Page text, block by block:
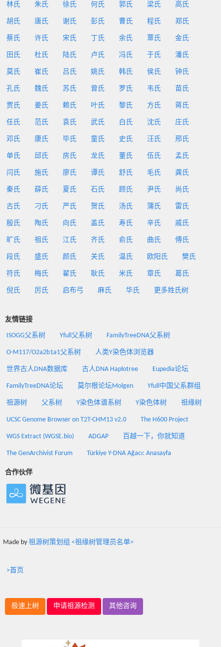
林氏 朱氏 徐氏 何氏 郭氏 梁氏 高氏
胡氏 唐氏 谢氏 彭氏 曹氏 程氏 郑氏
蔡氏 许氏 宋氏 丁氏 余氏 覃氏 金氏
田氏 杜氏 陆氏 卢氏 冯氏 于氏 潘氏
莫氏 崔氏 吕氏 姚氏 韩氏 侯氏 钟氏
孔氏 魏氏 苏氏 曾氏 罗氏 韦氏 苗氏
贾氏 姜氏 赖氏 叶氏 黎氏 方氏 蒋氏
任氏 范氏 袁氏 武氏 白氏 沈氏 庄氏
邓氏 康氏 毕氏 童氏 史氏 汪氏 邢氏
单氏 邱氏 房氏 龙氏 董氏 伍氏 孟氏
闫氏 施氏 廖氏 谭氏 舒氏 毛氏 龚氏
秦氏 薛氏 夏氏 石氏 顾氏 尹氏 尚氏
古氏 刁氏 严氏 贺氏 汤氏 蒲氏 雷氏
殷氏 陶氏 向氏 盖氏 寿氏 辛氏 戚氏
旷氏 祖氏 江氏 齐氏 俞氏 曲氏 傅氏
段氏 盛氏 颜氏 关氏 温氏 欧阳氏 樊氏
符氏 梅氏 翟氏 耿氏 米氏 章氏 葛氏
倪氏 厉氏 启布弓 麻氏 华氏 更多姓氏树
友情链接
ISOGG父系树 Yfull父系树 FamilyTreeDNA父系树
O-M117/O2a2b1a1父系树 人类Y染色体浏览器
世界古人DNA数据库 古人DNA Haplotree Eupedia论坛
FamilyTreeDNA论坛 莫尔根论坛Molgen Yfull中国父系群组
祖源树 父系树 Y染色体谱系树 Y染色体树 祖缘树
UCSC Genome Browser on T2T-CHM13 v2.0 The H600 Project
WGS Extract (WGSE.bio) ADGAP 百越一下，你就知道
The GenArchivist Forum Türkiye Y-DNA Ağacı: Anasayfa
合作伙伴
Made by 祖源树策划组 <祖缘树管理员名单>
>首页
极速上树 申请祖源检测 其他咨询